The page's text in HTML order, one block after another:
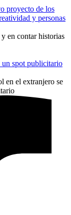
proyecto de los
y personas
en contar historias
un spot publicitario
en el extranjero se